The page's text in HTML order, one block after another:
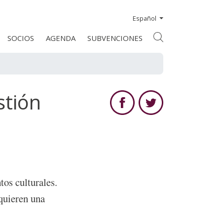
Español
SOCIOS AGENDA SUBVENCIONES
culturales.
una